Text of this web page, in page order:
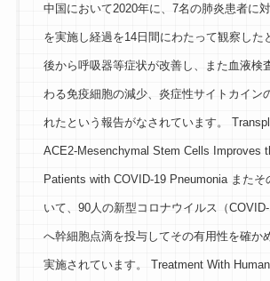
中国において2020年に、7名の肺炎患者に
を実施し経過を14日間にわたって観察した
後から呼吸器等症状が改善し、また血液検
わる免疫細胞の減少、炎症性サイトカイン
れたという報告がなされています。
ACE2-Mesenchymal Stem Cells Improves
Patients with COVID-19 Pneumonia またそ
いて、90人の新型コロナウイルス（
へ幹細胞点滴を投与してその有用性を確か
実施されています。 Treatment With